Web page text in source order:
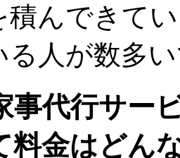
積んできて
る人が数多
事代行サー
料金はどん